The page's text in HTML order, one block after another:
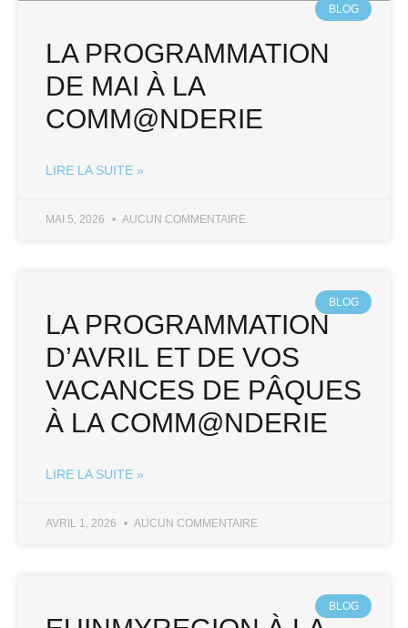
BLOG
LA PROGRAMMATION
DE MAI À LA
COMM@NDERIE
LIRE LA SUITE »
MAI 5, 2026 AUCUN COMMENTAIRE
BLOG
LA PROGRAMMATION
D’AVRIL ET DE VOS
VACANCES DE PÂQUES
À LA COMM@NDERIE
LIRE LA SUITE »
AVRIL 1, 2026 AUCUN COMMENTAIRE
BLOG